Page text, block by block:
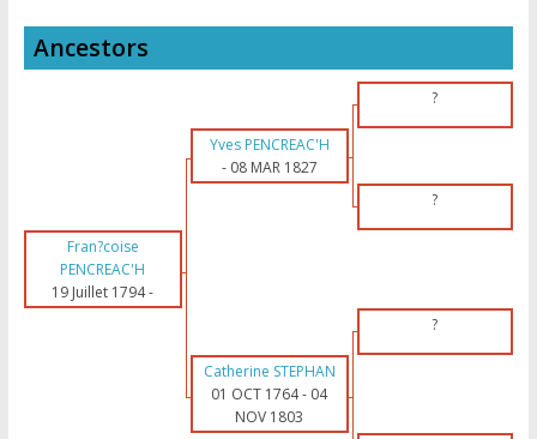
Ancestors
?
Yves PENCREAC'H
- 08 MAR 1827
?
Fran?coise
PENCREAC'H
19 Juillet 1794-
?
Catherine STEPHAN
01 OCT 1764- 04
NOV 1803